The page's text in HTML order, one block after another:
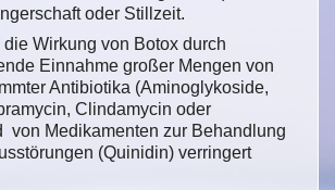
oder Stillzeit.
Wirkung von Botox durch
Einnahme großer Mengen von
Antibiotika (Aminoglykoside,
Clindamycin oder
von Medikamenten zur Behandlung
(Quinidin) verringert